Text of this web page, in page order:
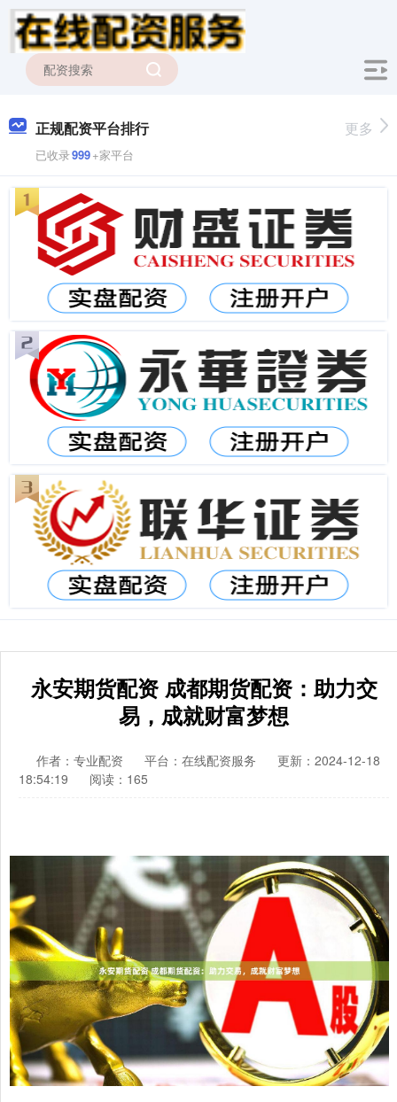
正规配资平台排行
已收录999+家平台
更多
永安期货配资 成都期货配资：助力交
易，成就财富梦想
作者：专业配资 平台：在线配资服务
更新：2024-12-18
18:54:19
阅读：165